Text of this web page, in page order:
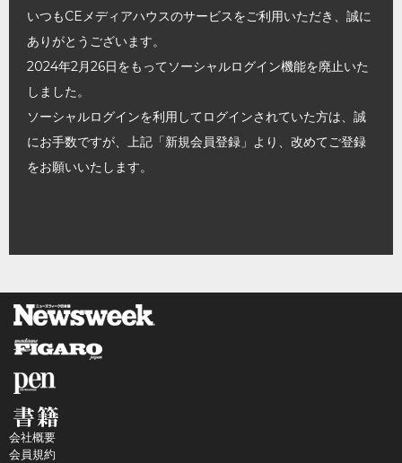
いつもCEメディアハウスのサービスをご利用いただき、誠に
ありがとうございます。
2024年2月26日をもってソーシャルログイン機能を廃止いた
しました。
ソーシャルログインを利用してログインされていた方は、誠
にお手数ですが、上記「新規会員登録」より、改めてご登録
をお願いいたします。
会社概要
会員規約